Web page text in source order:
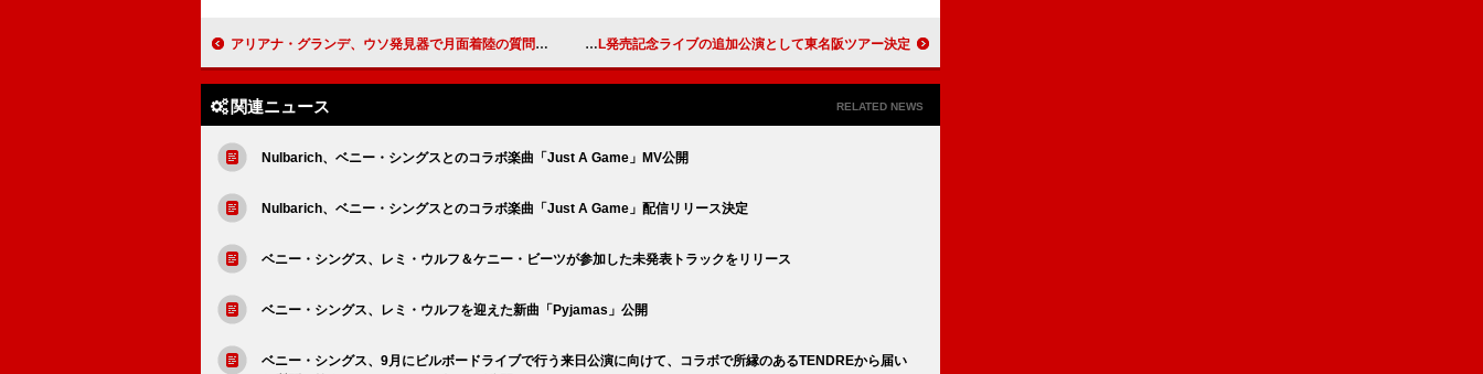
アリアナ・グランデ、ウソ発見器で月面着陸の質問に再挑戦「地球のほうが心配なの！」 長谷川カオナシ（クリープハイプ）、初ソロAL発売記念ライブの追加公演として東名阪ツアー決定
関連ニュース RELATED NEWS
Nulbarich、ベニー・シングスとのコラボ楽曲「Just A Game」MV公開
Nulbarich、ベニー・シングスとのコラボ楽曲「Just A Game」配信リリース決定
ベニー・シングス、レミ・ウルフ＆ケニー・ビーツが参加した未発表トラックをリリース
ベニー・シングス、レミ・ウルフを迎えた新曲「Pyjamas」公開
ベニー・シングス、9月にビルボードライブで行う来日公演に向けて、コラボで所縁のあるTENDREから届い